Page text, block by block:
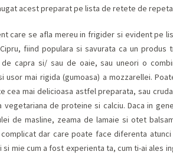
acest preparat pe lista de retete de
care se afla mereu in frigider si evident pe
fiind populara si savurata ca un
capra si/ sau de oaie, sau uneori o
mai rigida (gumoasa) a mozzarellei.
cea mai delicioasa astfel preparata, sau
de proteine si calciu. Daca in
de masline, zeama de lamaie si otet
dar care poate face diferenta
mie cum a fost experienta ta, cum ti-ai ales